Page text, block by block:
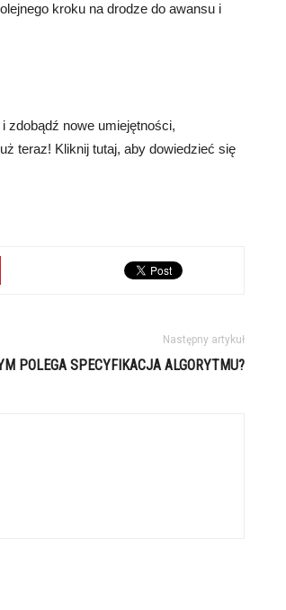
kroku na drodze do awansu i
zdobądź nowe umiejętności,
teraz! Kliknij tutaj, aby dowiedzieć się
Następny artykuł
POLEGA SPECYFIKACJA ALGORYTMU?